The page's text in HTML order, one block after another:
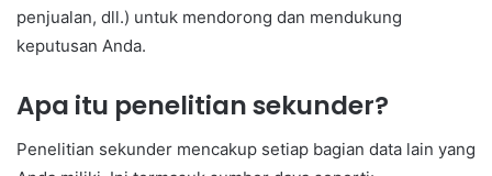
penjualan, dll.) untuk mendorong dan mendukung
keputusan Anda.
Apa itu penelitian sekunder?
Penelitian sekunder mencakup setiap bagian data lain yang